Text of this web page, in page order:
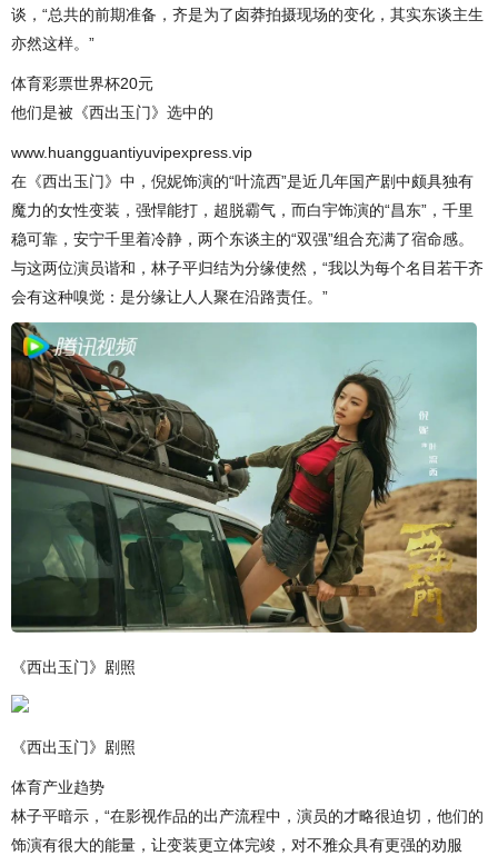
谈，“总共的前期准备，齐是为了卤莽拍摄现场的变化，其实东谈主生
亦然这样。”
体育彩票世界杯20元
他们是被《西出玉门》选中的
www.huangguantiyuvipexpress.vip
在《西出玉门》中，倪妮饰演的“叶流西”是近几年国产剧中颇具独有
魔力的女性变装，强悍能打，超脱霸气，而白宇饰演的“昌东”，千里
稳可靠，安宁千里着冷静，两个东谈主的“双强”组合充满了宿命感。
与这两位演员谐和，林子平归结为分缘使然，“我以为每个名目若干齐
会有这种嗅觉：是分缘让人人聚在沿路责任。”
《西出玉门》剧照
《西出玉门》剧照
体育产业趋势
林子平暗示，“在影视作品的出产流程中，演员的才略很迫切，他们的
饰演有很大的能量，让变装更立体完竣，对不雅众具有更强的劝服